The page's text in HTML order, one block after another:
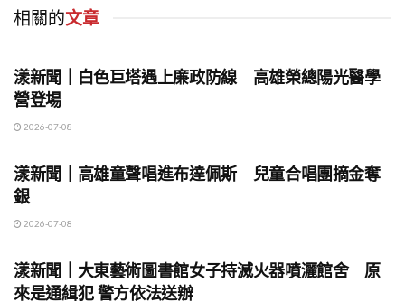
相關的文章
漾新聞｜白色巨塔遇上廉政防線 高雄榮總陽光醫學
營登場
2026-07-08
漾新聞｜高雄童聲唱進布達佩斯 兒童合唱團摘金奪
銀
2026-07-08
漾新聞｜大東藝術圖書館女子持滅火器噴灑館舍 原
來是通緝犯 警方依法送辦